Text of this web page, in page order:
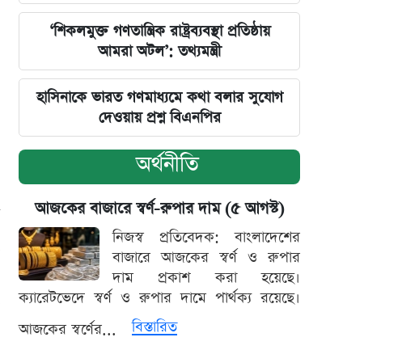
‘শিকলমুক্ত গণতান্ত্রিক রাষ্ট্রব্যবস্থা প্রতিষ্ঠায়
আমরা অটল’: তথ্যমন্ত্রী
হাসিনাকে ভারত গণমাধ্যমে কথা বলার সুযোগ
দেওয়ায় প্রশ্ন বিএনপির
অর্থনীতি
আজকের বাজারে স্বর্ণ-রুপার দাম (৫ আগস্ট)
নিজস্ব প্রতিবেদক: বাংলাদেশের
বাজারে আজকের স্বর্ণ ও রুপার
দাম প্রকাশ করা হয়েছে।
ক্যারেটভেদে স্বর্ণ ও রুপার দামে পার্থক্য রয়েছে।
আজকের স্বর্ণের...
বিস্তারিত